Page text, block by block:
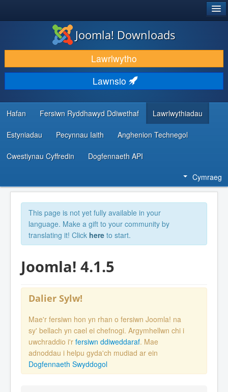
LAWRLWYTHO AC YMESTYN
DARGANFOD A DYSGU
CYMUNED A CHEFNOGAETH
ADNODDAU DATBLYGWYR
Joomla! Downloads
Lawrlwytho
Lawnsio
Hafan Fersiwn Ryddhawyd Ddiwethaf Lawrlwythiadau
Estyniadau Pecynnau Iaith Anghenion Technegol
Cwestiynau Cyffredin Dogfennaeth API
Cymraeg
This page is not yet fully available in your
language. Make a gift to your community by
translating it! Click here to start.
Joomla! 4.1.5
Dalier Sylw!
Mae'r fersiwn hon yn rhan o fersiwn Joomla! na
sy' bellach yn cael ei chefnogi. Argymhellwn chi i
uwchraddio i'r fersiwn ddiweddaraf. Mae
adnoddau i helpu gyda'ch mudiad ar ein
Dogfennaeth Swyddogol